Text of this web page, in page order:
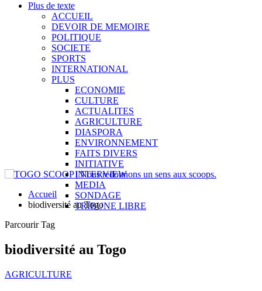
Plus de texte
ACCUEIL
DEVOIR DE MEMOIRE
POLITIQUE
SOCIETE
SPORTS
INTERNATIONAL
PLUS
ECONOMIE
CULTURE
ACTUALITES
AGRICULTURE
DIASPORA
ENVIRONNEMENT
FAITS DIVERS
INITIATIVE
INTERVIEW
MEDIA
SONDAGE
TRIBUNE LIBRE
Accueil
biodiversité au Togo
Parcourir Tag
biodiversité au Togo
AGRICULTURE